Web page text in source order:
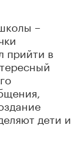
–
прийти в
дети и